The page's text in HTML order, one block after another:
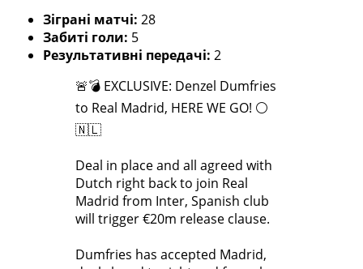
Рейтинг ФІФА
Телепрограма
Зіграні матчі: 28
Забиті голи: 5
Результативні передачі: 2
🚨💣 EXCLUSIVE: Denzel Dumfries
to Real Madrid, HERE WE GO! ⚪️
🇳🇱
Deal in place and all agreed with
Dutch right back to join Real
Madrid from Inter, Spanish club
will trigger €20m release clause.
Dumfries has accepted Madrid,